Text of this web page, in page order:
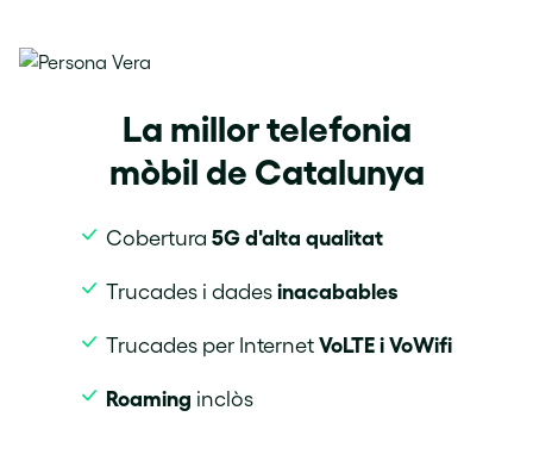
La millor telefonia
mòbil de Catalunya
Cobertura 5G d'alta qualitat
Trucades i dadesinacabables
Trucades per InternetVoLTE i VoWifi
Roaming inclòs